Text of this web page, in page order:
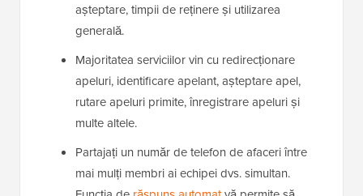
așteptare, timpii de reținere și utilizarea
generală.
Majoritatea serviciilor vin cu redirecționare
apeluri, identificare apelant, așteptare apel,
rutare apeluri primite, înregistrare apeluri și
multe altele.
Partajați un număr de telefon de afaceri între
mai mulți membri ai echipei dvs. simultan.